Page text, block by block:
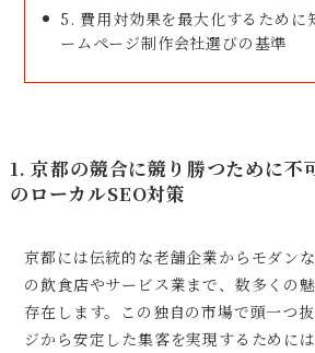
5. 費用対効果を最大化するために
ームページ制作会社選びの基準
1. 京都の競合に競り勝つために不
のローカルSEO対策
京都には伝統的な老舗企業からモダン
の飲食店やサービス業まで、数多くの
存在します。この独自の市場で頭一つ
ジから安定した集客を実現するために